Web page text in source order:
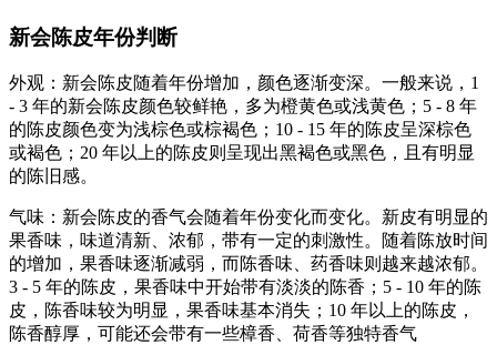
新会陈皮年份判断
外观：新会陈皮随着年份增加，颜色逐渐变深。一般来说，1
- 3 年的新会陈皮颜色较鲜艳，多为橙黄色或浅黄色；5 - 8 年
的陈皮颜色变为浅棕色或棕褐色；10 - 15 年的陈皮呈深棕色
或褐色；20 年以上的陈皮则呈现出黑褐色或黑色，且有明显
的陈旧感。
气味：新会陈皮的香气会随着年份变化而变化。新皮有明显的
果香味，味道清新、浓郁，带有一定的刺激性。随着陈放时间
的增加，果香味逐渐减弱，而陈香味、药香味则越来越浓郁。
3 - 5 年的陈皮，果香味中开始带有淡淡的陈香；5 - 10 年的陈
皮，陈香味较为明显，果香味基本消失；10 年以上的陈皮，
陈香醇厚，可能还会带有一些樟香、荷香等独特香气